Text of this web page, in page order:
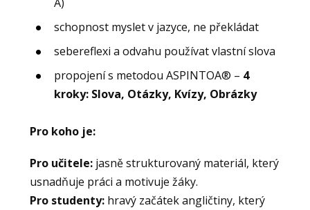
schopnost myslet v jazyce, ne překládat
sebereflexi a odvahu používat vlastní slova
propojení s metodou ASPINTOA® – 4
kroky: Slova, Otázky, Kvízy, Obrázky
Pro koho je:
Pro učitele:jasně strukturovaný materiál, který
usnadňuje práci a motivuje žáky.
Pro studenty:hravý začátek angličtiny, který